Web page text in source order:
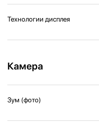
Технологии дисплея
Камера
Зум (фото)